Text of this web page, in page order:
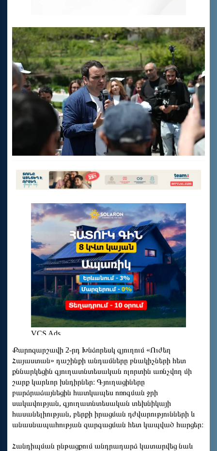
Քարոզարշավի 2-րդ Խնձորեսկ գյուղում «Ուժեղ
Հայաստան» դաշինքի անդամները բնակիչների հետ
քննարկեցին գյուղատնտեսական ոլորտին առնչվող մի
շարք կարևոր խնդիրներ։ Գյուղացիները
բարձրաձայնեցին հատկապես ոռոգման ջրի
սակավության, գյուղատնտեսական տեխնիկայի
հասանելիության, բերքի իրացման դժվարությունների և
անասնապահության զարգացման հետ կապված հարցեր։
Հանդիպման ընթացքում անդրադարձ կատարվեց նաև